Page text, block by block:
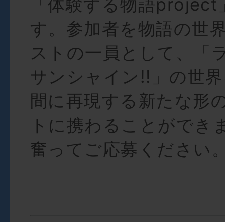
「体験する物語project
す。参加者を物語の世
ストの⼀員として、「
サンシャイン!!」の世
間に再現する新たな形
トに携わることができ
奮ってご応募ください